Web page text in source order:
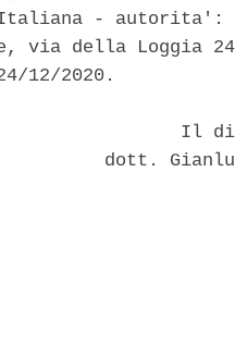
Italiana - autorita':
via della Loggia
12/2020.
Il
dott.